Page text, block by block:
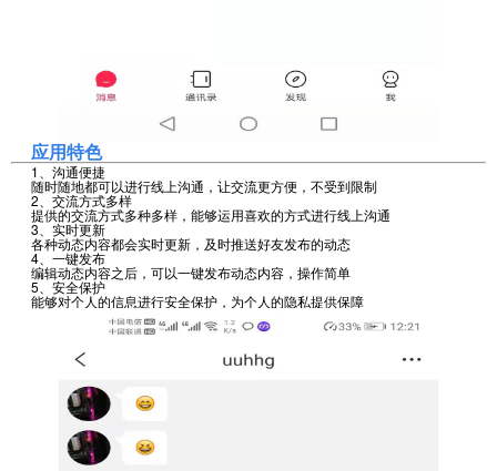
应用特色
1、沟通便捷
随时随地都可以进行线上沟通，让交流更方便，不受到限制
2、交流方式多样
提供的交流方式多种多样，能够运用喜欢的方式进行线上沟通
3、实时更新
各种动态内容都会实时更新，及时推送好友发布的动态
4、一键发布
编辑动态内容之后，可以一键发布动态内容，操作简单
5、安全保护
能够对个人的信息进行安全保护，为个人的隐私提供保障